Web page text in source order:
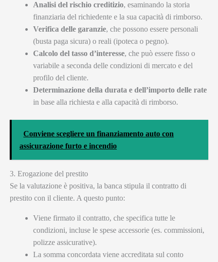
Analisi del rischio creditizio, esaminando la storia
finanziaria del richiedente e la sua capacità di rimborso.
Verifica delle garanzie, che possono essere personali
(busta paga sicura) o reali (ipoteca o pegno).
Calcolo del tasso d’interesse, che può essere fisso o
variabile a seconda delle condizioni di mercato e del
profilo del cliente.
Determinazione della durata e dell’importo delle rate
in base alla richiesta e alla capacità di rimborso.
Conviene scegliere un finanziamento auto con
assicurazione furto e incendio
3. Erogazione del prestito
Se la valutazione è positiva, la banca stipula il contratto di
prestito con il cliente. A questo punto:
Viene firmato il contratto, che specifica tutte le
condizioni, incluse le spese accessorie (es. commissioni,
polizze assicurative).
La somma concordata viene accreditata sul conto